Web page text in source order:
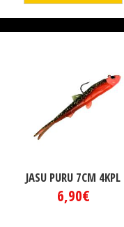
JASU PURU 7CM 4KPL
6,90€